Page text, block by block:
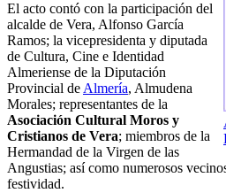
El acto contó con la participación del
alcalde de Vera, Alfonso García
Ramos; la vicepresidenta y diputada
de Cultura, Cine e Identidad
Almeriense de la Diputación
Provincial de Almería, Almudena
Morales; representantes de la
Asociación Cultural Moros y
Cristianos de Vera; miembros de la
Hermandad de la Virgen de las
Angustias; así como numerosos
festividad.